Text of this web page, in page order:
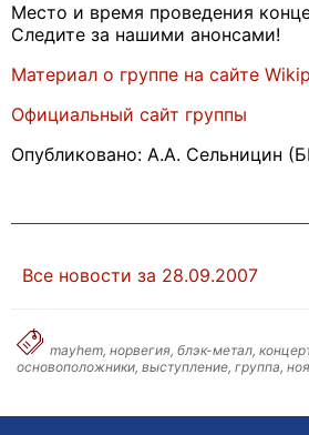
Место и время проведения
Следите за нашими анонсами!
Материал о группе на сайте
Официальный сайт группы
Опубликовано: А.А. Сельницин
Все новости за 28.09.2007
mayhem, норвегия, блэк-метал,
основоположники, выступление, группа,